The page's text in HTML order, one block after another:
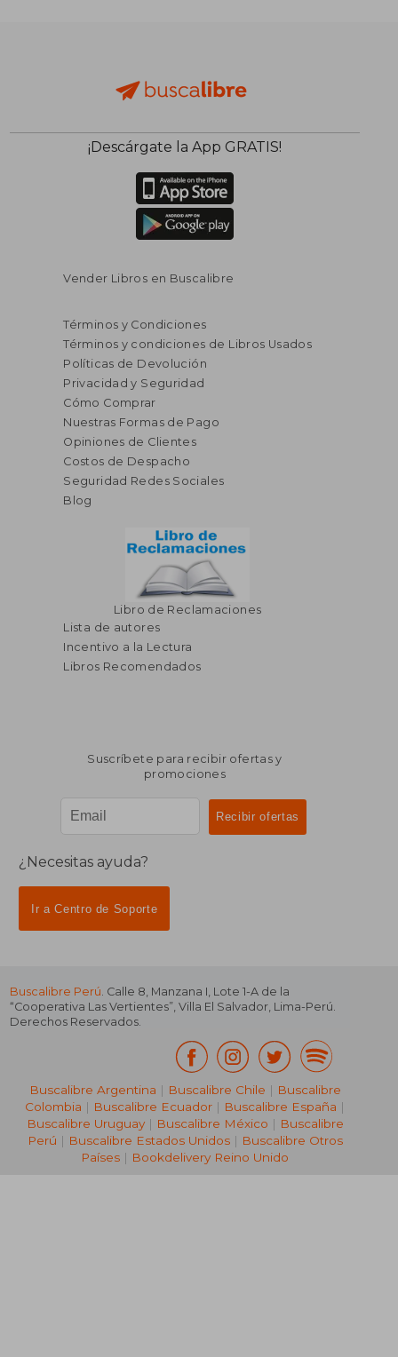
55%
dcto.
S/ 148,77
S/ 66,94
¡Descárgate la App GRATIS!
Vender Libros en Buscalibre
Términos y Condiciones
Términos y condiciones de Libros Usados
Políticas de Devolución
Privacidad y Seguridad
Cómo Comprar
Nuestras Formas de Pago
Opiniones de Clientes
Costos de Despacho
Seguridad Redes Sociales
Blog
Libro de Reclamaciones
Lista de autores
Incentivo a la Lectura
Libros Recomendados
Suscríbete para recibir ofertas y
promociones
¿Necesitas ayuda?
Ir a Centro de Soporte
Buscalibre Perú. Calle 8, Manzana I, Lote 1-A de la
“Cooperativa Las Vertientes”, Villa El Salvador, Lima-Perú.
Derechos Reservados.
Buscalibre Argentina | Buscalibre Chile | Buscalibre
Colombia | Buscalibre Ecuador | Buscalibre España |
Buscalibre Uruguay| Buscalibre México | Buscalibre
Perú | Buscalibre Estados Unidos| Buscalibre Otros
Países | Bookdelivery Reino Unido